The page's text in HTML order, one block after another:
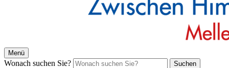
Menü
Wonach suchen Sie?
Suchen